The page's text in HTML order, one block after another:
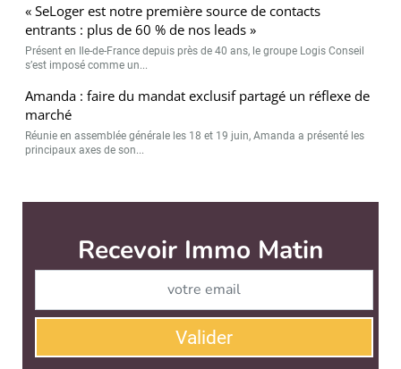
« SeLoger est notre première source de contacts
entrants : plus de 60 % de nos leads »
Présent en Ile-de-France depuis près de 40 ans, le groupe Logis Conseil
s’est imposé comme un...
Amanda : faire du mandat exclusif partagé un réflexe de
marché
Réunie en assemblée générale les 18 et 19 juin, Amanda a présenté les
principaux axes de son...
Immo Matin est édité par